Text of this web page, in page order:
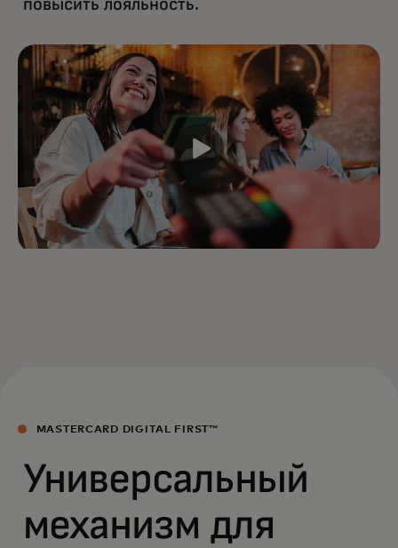
повысить лояльность.
MASTERCARD DIGITAL FIRST™
Универсальный
механизм для